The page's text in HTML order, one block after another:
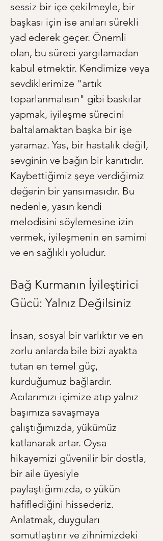
sessiz bir içe çekilmeyle, bir
başkası için ise anıları sürekli
yad ederek geçer. Önemli
olan, bu süreci yargılamadan
kabul etmektir. Kendimize veya
sevdiklerimize "artık
toparlanmalısın" gibi baskılar
yapmak, iyileşme sürecini
baltalamaktan başka bir işe
yaramaz. Yas, bir hastalık değil,
sevginin ve bağın bir kanıtıdır.
Kaybettiğimiz şeye verdiğimiz
değerin bir yansımasıdır. Bu
nedenle, yasın kendi
melodisini söylemesine izin
vermek, iyileşmenin en samimi
ve en sağlıklı yoludur.
Bağ Kurmanın İyileştirici
Gücü: Yalnız Değilsiniz
İnsan, sosyal bir varlıktır ve en
zorlu anlarda bile bizi ayakta
tutan en temel güç,
kurduğumuz bağlardır.
Acılarımızı içimize atıp yalnız
başımıza savaşmaya
çalıştığımızda, yükümüz
katlanarak artar. Oysa
hikayemizi güvenilir bir dostla,
bir aile üyesiyle
paylaştığımızda, o yükün
hafiflediğini hissederiz.
Anlatmak, duyguları
somutlaştırır ve zihnimizdeki